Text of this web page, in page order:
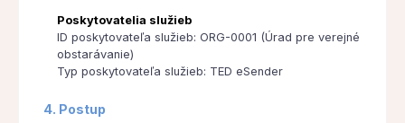
Poskytovatelia služieb
ID poskytovateľa služieb: ORG-0001 (Úrad pre verejné
obstarávanie)
Typ poskytovateľa služieb: TED eSender
4. Postup